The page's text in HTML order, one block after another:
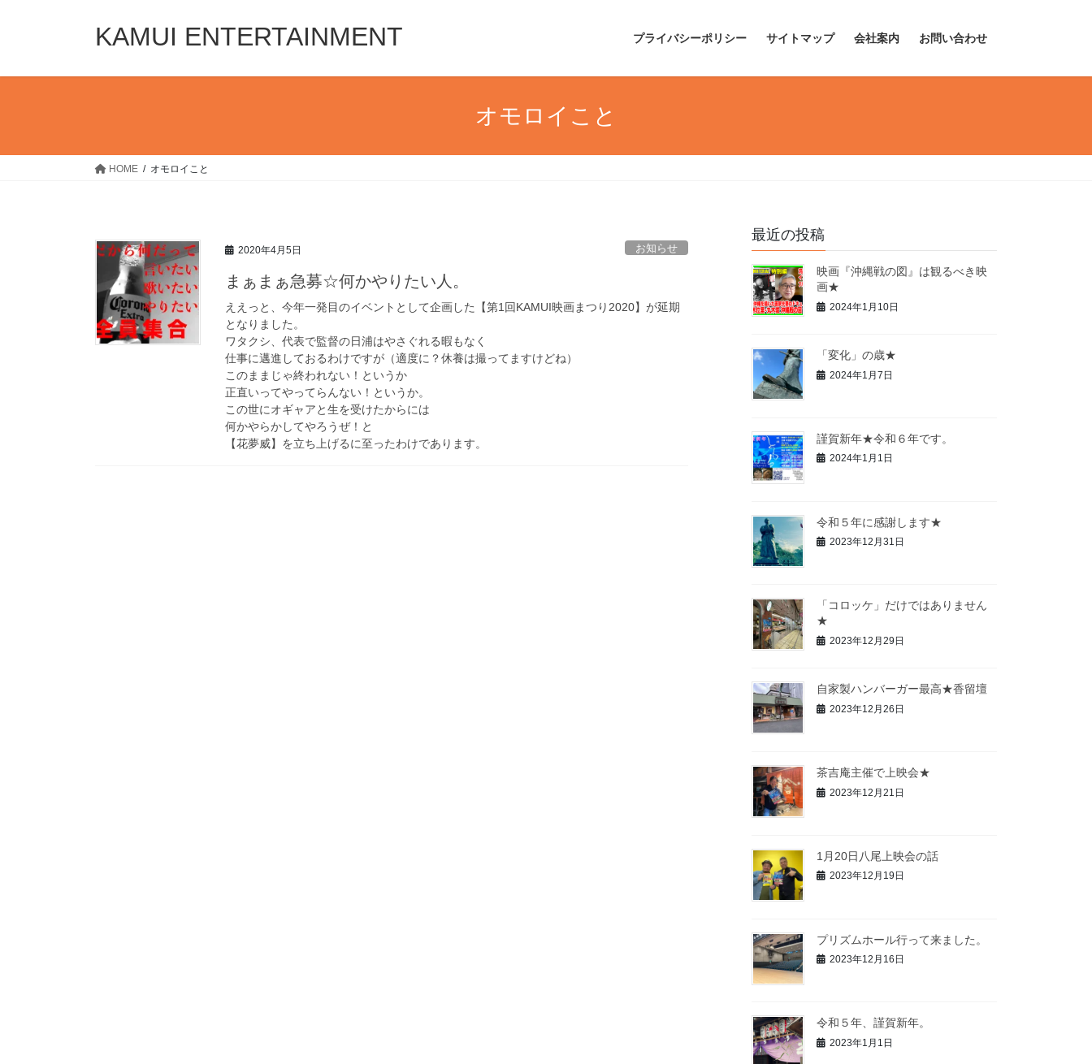
KAMUI ENTERTAINMENT プライバシーポリシー サイトマップ 会社案内 お問い合わせ
オモロイこと
HOME オモロイこと
2020年4月5日 お知らせ
まぁまぁ急募☆何かやりたい人。
ええっと、今年一発目のイベントとして企画した【第1回KAMUI映画まつり2020】が延期
となりました。
ワタクシ、代表で監督の日浦はやさぐれる暇もなく
仕事に邁進しておるわけですが（適度に？休養は撮ってますけどね）
このままじゃ終われない！というか
正直いってやってらんない！というか。
この世にオギャアと生を受けたからには
何かやらかしてやろうぜ！と
【花夢威】を立ち上げるに至ったわけであります。
最近の投稿
映画『沖縄戦の図』は観るべき映
画★
2024年1月10日
「変化」の歳★
2024年1月7日
謹賀新年★令和６年です。
2024年1月1日
令和５年に感謝します★
2023年12月31日
「コロッケ」だけではありません
★
2023年12月29日
自家製ハンバーガー最高★香留壇
2023年12月26日
茶吉庵主催で上映会★
2023年12月21日
1月20日八尾上映会の話
2023年12月19日
プリズムホール行って来ました。
2023年12月16日
令和５年、謹賀新年。
2023年1月1日